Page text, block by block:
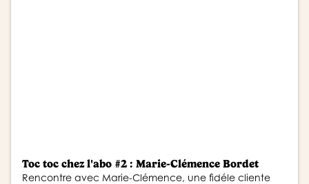
Toc toc chez l'abo #2 : Marie-Clémence Bordet
Rencontre avec Marie-Clémence, une fidéle cliente